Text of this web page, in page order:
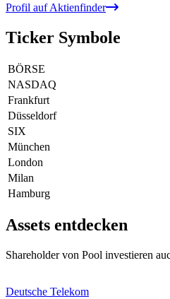
Profil auf Aktienfinder
Ticker Symbole
BÖRSE
NASDAQ
Frankfurt
Düsseldorf
SIX
München
London
Milan
Hamburg
Assets entdecken
Shareholder von Pool investieren
Deutsche Telekom